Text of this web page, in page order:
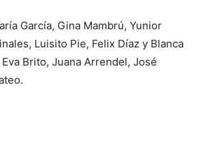
García, Gina Mambrú, Yunior
Luisito Pie, Felix Díaz y Blanca
Brito, Juana Arrendel, José